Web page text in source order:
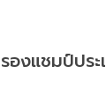
งแชมป์ปร